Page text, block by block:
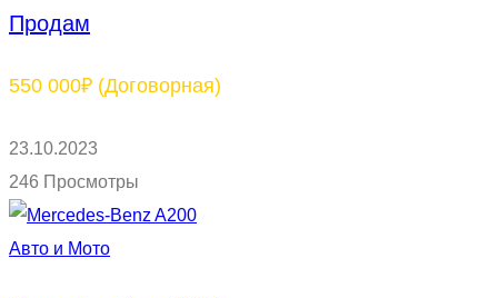
Продам
550 000₽ (Договорная)
23.10.2023
246 Просмотры
Авто и Мото